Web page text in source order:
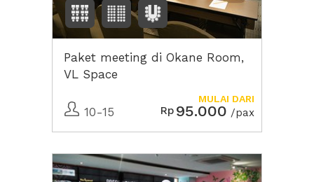
Paket meeting di Okane Room,
VL Space
10-15 Rp 95.000 /pax
MULAI DARI
Previous Next2